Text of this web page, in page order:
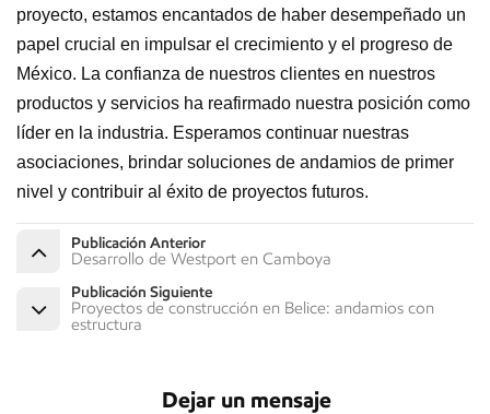
proyecto, estamos encantados de haber desempeñado un
papel crucial en impulsar el crecimiento y el progreso de
México. La confianza de nuestros clientes en nuestros
productos y servicios ha reafirmado nuestra posición como
líder en la industria. Esperamos continuar nuestras
asociaciones, brindar soluciones de andamios de primer
nivel y contribuir al éxito de proyectos futuros.
Publicación Anterior
Desarrollo de Westport en Camboya
Publicación Siguiente
Proyectos de construcción en Belice: andamios con
estructura
Dejar un mensaje